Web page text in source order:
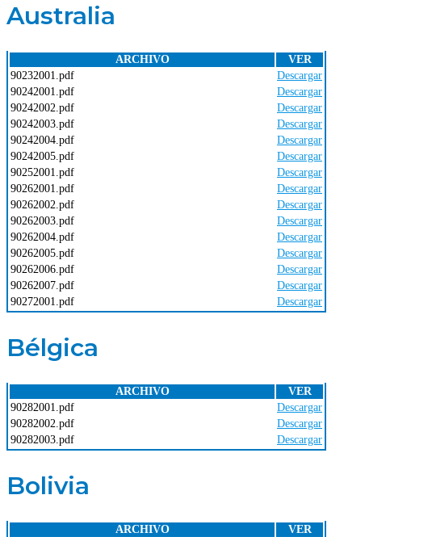
Australia
ARCHIVO
VER
90232001.pdf
Descargar
90242001.pdf
Descargar
90242002.pdf
Descargar
90242003.pdf
Descargar
90242004.pdf
Descargar
90242005.pdf
Descargar
90252001.pdf
Descargar
90262001.pdf
Descargar
90262002.pdf
Descargar
90262003.pdf
Descargar
90262004.pdf
Descargar
90262005.pdf
Descargar
90262006.pdf
Descargar
90262007.pdf
Descargar
90272001.pdf
Descargar
Bélgica
ARCHIVO
VER
90282001.pdf
Descargar
90282002.pdf
Descargar
90282003.pdf
Descargar
Bolivia
ARCHIVO
VER